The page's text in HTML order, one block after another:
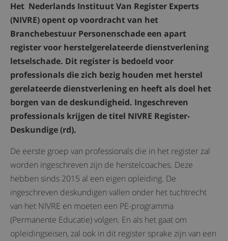
Het Nederlands Instituut Van Register Experts
(NIVRE) opent op voordracht van het
Branchebestuur Personenschade een apart
register voor herstelgerelateerde dienstverlening
letselschade. Dit register is bedoeld voor
professionals die zich bezig houden met herstel
gerelateerde dienstverlening en heeft als doel het
borgen van de deskundigheid. Ingeschreven
professionals krijgen de titel NIVRE Register-
Deskundige (rd).
De eerste groep van professionals die in het register zal
worden ingeschreven zijn de herstelcoaches. Deze
hebben sinds 2015 al een eigen opleiding. De
ingeschreven deskundigen vallen onder het tuchtrecht
van het NIVRE en moeten een PE-programma
(Permanente Educatie) volgen. En als het gaat om
opleidingseisen, zal ook in dit register sprake zijn van een